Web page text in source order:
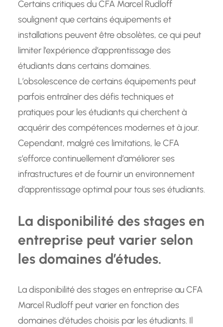
Certains critiques du CFA Marcel Rudloff
soulignent que certains équipements et
installations peuvent être obsolètes, ce qui peut
limiter l’expérience d’apprentissage des
étudiants dans certains domaines.
L’obsolescence de certains équipements peut
parfois entraîner des défis techniques et
pratiques pour les étudiants qui cherchent à
acquérir des compétences modernes et à jour.
Cependant, malgré ces limitations, le CFA
s’efforce continuellement d’améliorer ses
infrastructures et de fournir un environnement
d’apprentissage optimal pour tous ses étudiants.
La disponibilité des stages en
entreprise peut varier selon
les domaines d’études.
La disponibilité des stages en entreprise au CFA
Marcel Rudloff peut varier en fonction des
domaines d’études choisis par les étudiants. Il